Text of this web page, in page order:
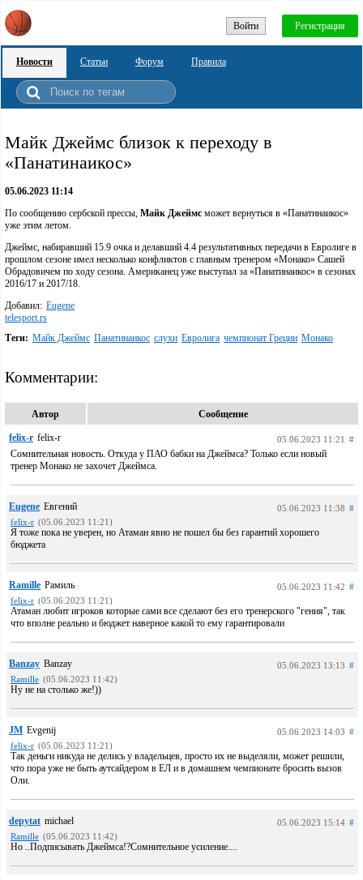
Войти Регистрация
Новости Статьи Форум Правила
Майк Джеймс близок к переходу в
«Панатинаикос»
05.06.2023 11:14
По сообщению сербской прессы, Майк Джеймс может вернуться в «Панатинаикос»
уже этим летом.
Джеймс, набиравший 15.9 очка и делавший 4.4 результативных передачи в Евролиге в
прошлом сезоне имел несколько конфликтов с главным тренером «Монако» Сашей
Обрадовичем по ходу сезона. Американец уже выступал за «Панатинаикос» в сезонах
2016/17 и 2017/18.
Добавил: Eugene
telesport.rs
Теги: Майк Джеймс Панатинаикос слухи Евролига чемпионат Греции Монако
Комментарии:
Автор Сообщение
felix-r felix-r 05.06.2023 11:21 #
Сомнительная новость. Откуда у ПАО бабки на Джеймса? Только если новый
тренер Монако не захочет Джеймса.
Eugene Евгений 05.06.2023 11:38 #
felix-r (05.06.2023 11:21)
Я тоже пока не уверен, но Атаман явно не пошел бы без гарантий хорошего
бюджета
Ramille Рамиль 05.06.2023 11:42 #
felix-r (05.06.2023 11:21)
Атаман любит игроков которые сами все сделают без его тренерского "гения", так
что вполне реально и бюджет наверное какой то ему гарантировали
Banzay Banzay 05.06.2023 13:13 #
Ramille (05.06.2023 11:42)
Ну не на столько же!))
JM Evgenij 05.06.2023 14:03 #
felix-r (05.06.2023 11:21)
Так деньги никуда не делись у владельцев, просто их не выделяли, может решили,
что пора уже не быть аутсайдером в ЕЛ и в домашнем чемпионате бросить вызов
Оли.
depytat michael 05.06.2023 15:14 #
Ramille (05.06.2023 11:42)
Но ..Подписывать Джеймса!?Сомнительное усиление....